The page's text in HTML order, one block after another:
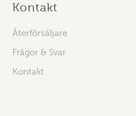
Kontakt
Återförsäljare
Frågor & Svar
Kontakt